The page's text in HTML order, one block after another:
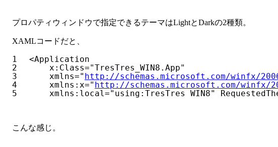
プロパティウィンドウで指定できるテーマはLightとDarkの2種類。
XAMLコードだと、
1
2
3
4
5
<Application
x:Class="TresTres_WIN8.App"
xmlns=" http://schemas.microsoft.com/winfx/
xmlns:x=" http://schemas.microsoft.com/winfx/
xmlns:local ="using:TresTres_WIN8"
こんな感じ。